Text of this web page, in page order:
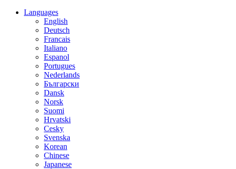
Languages
English
Deutsch
Francais
Italiano
Espanol
Portugues
Nederlands
Български
Dansk
Norsk
Suomi
Hrvatski
Cesky
Svenska
Korean
Chinese
Japanese